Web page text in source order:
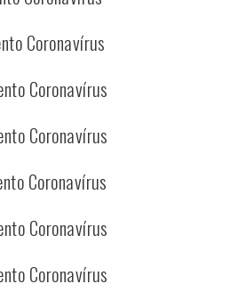
Coronavírus
Coronavírus
Coronavírus
Coronavírus
Coronavírus
Coronavírus